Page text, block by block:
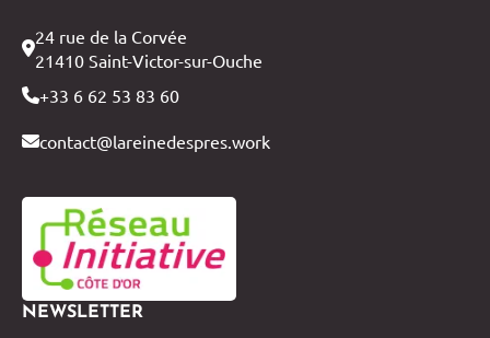
24 rue de la Corvée
21410 Saint-Victor-sur-Ouche
+33 6 62 53 83 60
contact@lareinedespres.work
NEWSLETTER